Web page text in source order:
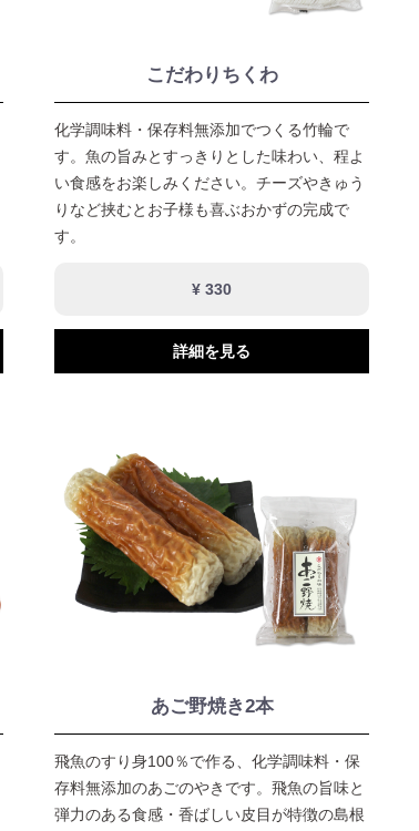
こだわりちくわ
化学調味料・保存料無添加でつくる竹輪で
す。魚の旨みとすっきりとした味わい、程よ
い食感をお楽しみください。チーズやきゅう
りなど挟むとお子様も喜ぶおかずの完成で
す。
¥ 330
詳細を見る
あご野焼き2本
飛魚のすり身100％で作る、化学調味料・保
存料無添加のあごのやきです。飛魚の旨味と
弾力のある食感・香ばしい皮目が特徴の島根